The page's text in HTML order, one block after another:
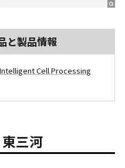
と製品情報
Cell Processing
三河